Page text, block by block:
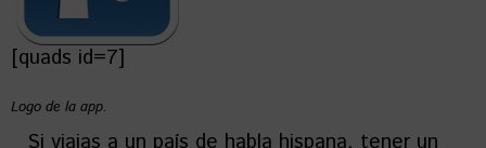
[quads id=7]
Logo de la app.
Si viajas a un país de habla hispana, tener un